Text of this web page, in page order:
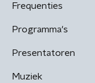
Frequenties
Programma's
Presentatoren
Muziek